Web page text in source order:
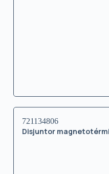
721134806
Disjuntor